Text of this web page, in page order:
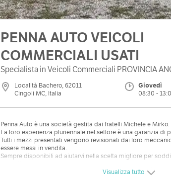
PENNA AUTO VEICOLI
COMMERCIALI USATI
Specialista in Veicoli Commerciali PROVINCIA
Località Bachero, 62011
Cingoli MC, Italia
Giovedì
08:30 -
Penna Auto è una società gestita dai fratelli Michele e Mirko.
La loro esperienza pluriennale nel settore è una garanzia di
Tutti i mezzi presentati vengono revisionati dai loro
essere messi in vendita.
Sempre disponibili ad aiutarvi nella scelta migliore per
Visualizza tutto